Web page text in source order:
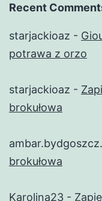
Recent
starjackioaz -
potrawa z orzo
starjackioaz -
brokułowa
brokułowa
Karolina23 -